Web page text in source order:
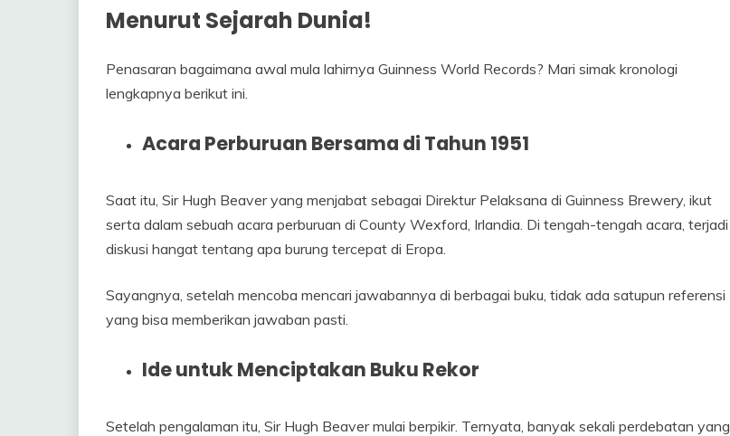
Menurut Sejarah Dunia!
Penasaran bagaimana awal mula lahirnya Guinness World Records? Mari simak kronologi
lengkapnya berikut ini.
Acara Perburuan Bersama di Tahun 1951
Saat itu, Sir Hugh Beaver yang menjabat sebagai Direktur Pelaksana di Guinness Brewery, ikut
serta dalam sebuah acara perburuan di County Wexford, Irlandia. Di tengah-tengah acara, terjadi
diskusi hangat tentang apa burung tercepat di Eropa.
Sayangnya, setelah mencoba mencari jawabannya di berbagai buku, tidak ada satupun referensi
yang bisa memberikan jawaban pasti.
Ide untuk Menciptakan Buku Rekor
Setelah pengalaman itu, Sir Hugh Beaver mulai berpikir. Ternyata, banyak sekali perdebatan yang